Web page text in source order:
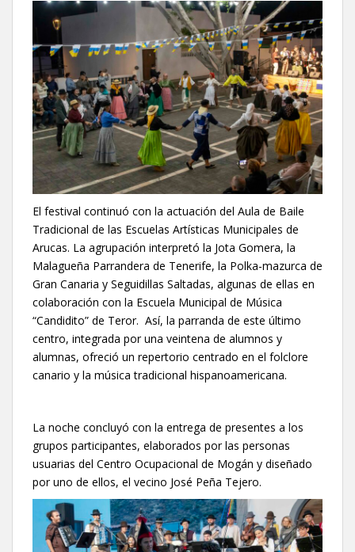
El festival continuó con la actuación del Aula de Baile
Tradicional de las Escuelas Artísticas Municipales de
Arucas. La agrupación interpretó la Jota Gomera, la
Malagueña Parrandera de Tenerife, la Polka-mazurca de
Gran Canaria y Seguidillas Saltadas, algunas de ellas en
colaboración con la Escuela Municipal de Música
“Candidito” de Teror. Así, la parranda de este último
centro, integrada por una veintena de alumnos y
alumnas, ofreció un repertorio centrado en el folclore
canario y la música tradicional hispanoamericana.
La noche concluyó con la entrega de presentes a los
grupos participantes, elaborados por las personas
usuarias del Centro Ocupacional de Mogán y diseñado
por uno de ellos, el vecino José Peña Tejero.